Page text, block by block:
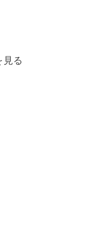
る